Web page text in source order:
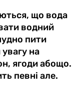
що вода
водний
пити
на
ягоди абощо.
певні але.